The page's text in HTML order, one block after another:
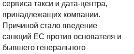
сервиса такси и дата-центра,
принадлежащих компании.
Причиной стало введение
санкций ЕС против основателя и
бывшего генерального